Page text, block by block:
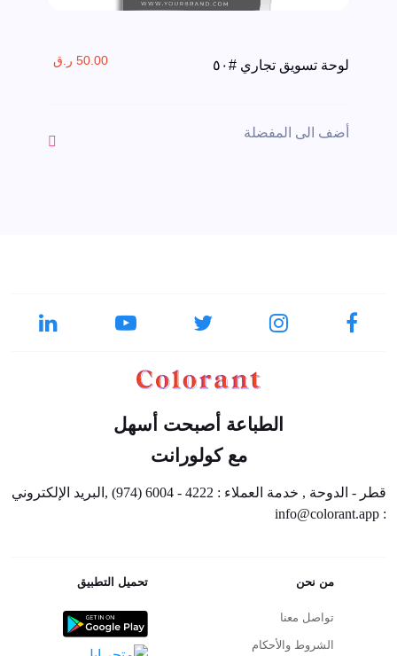
لوحة تسويق تجاري #٥٠ 50.00 ر.ق
أضف الى المفضلة
الطباعة أصبحت أسهل
مع كولورانت
قطر - الدوحة , خدمة العملاء : 4222 - 6004 (974) ,البريد الإلكتروني
: info@colorant.app
من نحن
تواصل معنا
الشروط والأحكام
تحميل التطبيق